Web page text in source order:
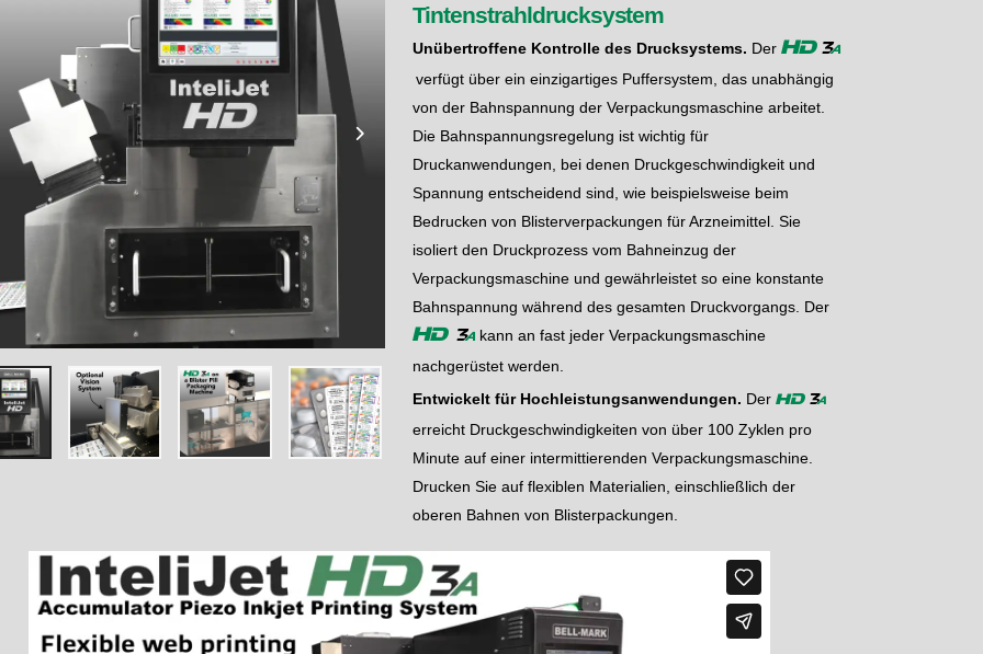
Tintenstrahldrucksystem
Unübertroffene Kontrolle des Drucksystems. Der HD 1a
verfügt über ein einzigartiges Puffersystem, das unabhängig
von der Bahnspannung der Verpackungsmaschine arbeitet.
Die Bahnspannungsregelung ist wichtig für
Druckanwendungen, bei denen Druckgeschwindigkeit und
Spannung entscheidend sind, wie beispielsweise beim
Bedrucken von Blisterverpackungen für Arzneimittel. Sie
isoliert den Druckprozess vom Bahneinzug der
Verpackungsmaschine und gewährleistet so eine konstante
Bahnspannung während des gesamten Druckvorgangs. Der
HD 1akann an fast jeder Verpackungsmaschine
nachgerüstet werden.
Entwickelt für Hochleistungsanwendungen. Der HD 1a
erreicht Druckgeschwindigkeiten von über 100 Zyklen pro
Minute auf einer intermittierenden Verpackungsmaschine.
Drucken Sie auf flexiblen Materialien, einschließlich der
oberen Bahnen von Blisterpackungen.